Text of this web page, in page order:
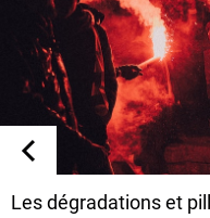
Les dégradations et